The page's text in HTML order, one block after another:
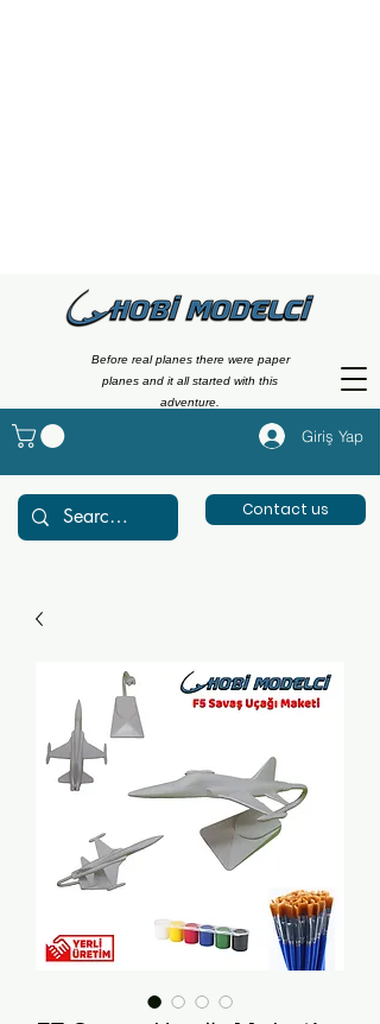
Before real planes there were paper
planes and it all started with this
adventure.
Contact us
Giriş Yap